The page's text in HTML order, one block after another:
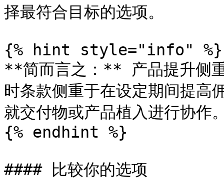
择最符合目标的选项。
{% hint style="info" %}
**简而言之：** 产品提升侧
时条款侧重于在设定期间提高
就交付物或产品植入进行协作
{% endhint %}
#### 比较你的选项